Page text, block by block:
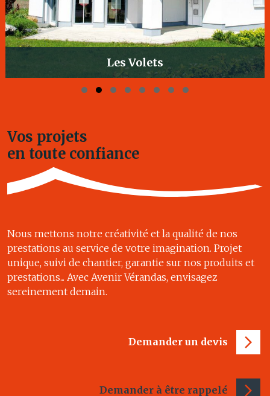
Les Volets
Vos projets
en toute confiance
Nous mettons notre créativité et la qualité de nos
prestations au service de votre imagination. Projet
unique, suivi de chantier, garantie sur nos produits et
prestations... Avec Avenir Vérandas, envisagez
sereinement demain.
Demander un devis
Demander à être rappelé